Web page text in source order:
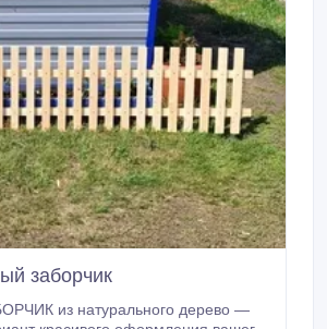
заборчик
из натурального дерево —